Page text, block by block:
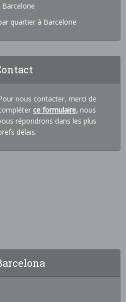
quartier à Barcelone
nous contacter, merci de
ce formulaire, nous
répondrons dans les plus
délais.